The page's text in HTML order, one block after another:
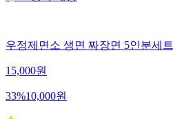
우정제면소 생면 짜장면 5인분세
15,000원
33%10,000원